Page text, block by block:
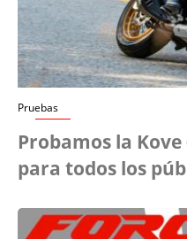
Pruebas
Probamos la
para todos los